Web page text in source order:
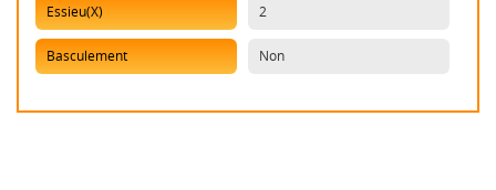
Essieu(x) 2
Basculement Non